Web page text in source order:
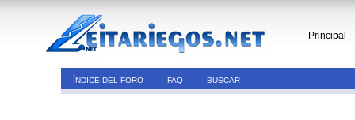
Principal
ÍNDICE DEL FORO FAQ BUSCAR